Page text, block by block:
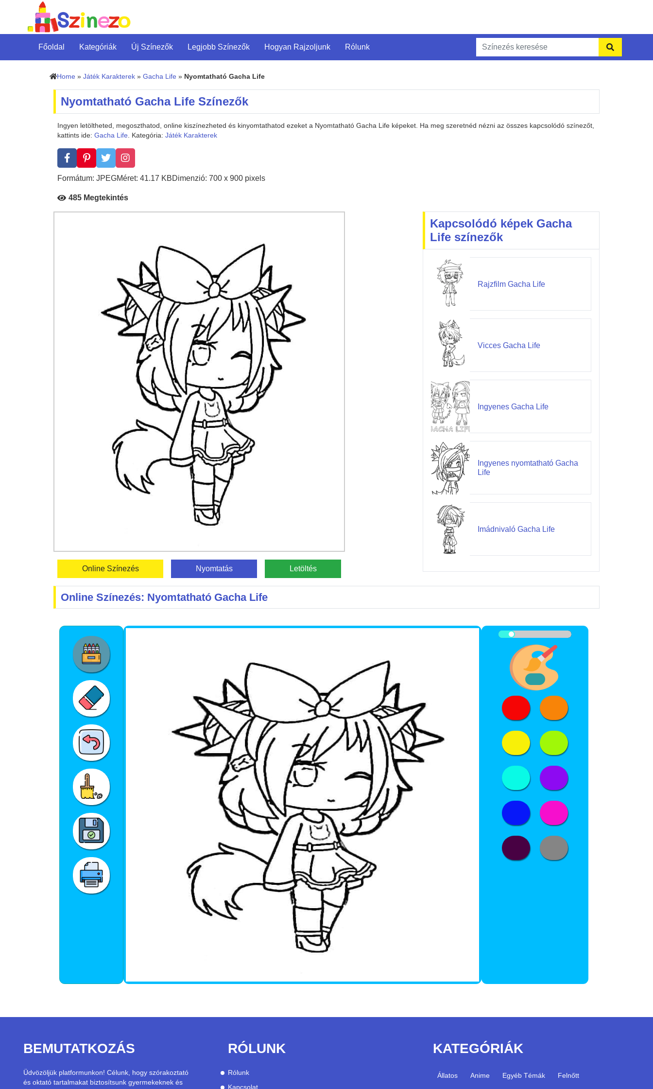
Főoldal Kategóriák Új Színezők Legjobb Színezők Hogyan Rajzoljunk Rólunk
Home » Játék Karakterek » Gacha Life » Nyomtatható Gacha Life
Nyomtatható Gacha Life Színezők
Ingyen letöltheted, megoszthatod, online kiszínezheted és kinyomtathatod ezeket a Nyomtatható Gacha Life képeket. Ha meg szeretnéd nézni az összes kapcsolódó színezőt,
kattints ide: Gacha Life. Kategória: Játék Karakterek
Formátum: JPEGMéret: 41.17 KBDimenzió: 700 x 900 pixels
485 Megtekintés
Online Színezés Nyomtatás Letöltés
Kapcsolódó képek Gacha
Life színezők
Rajzfilm Gacha Life
Vicces Gacha Life
Ingyenes Gacha Life
Ingyenes nyomtatható Gacha
Life
Imádnivaló Gacha Life
Online Színezés: Nyomtatható Gacha Life
BEMUTATKOZÁS
Üdvözöljük platformunkon! Célunk, hogy szórakoztató
és oktató tartalmakat biztosítsunk gyermekeknek és
RÓLUNK
Rólunk
Kapcsolat
KATEGÓRIÁK
Állatos Anime Egyéb Témák Felnőtt